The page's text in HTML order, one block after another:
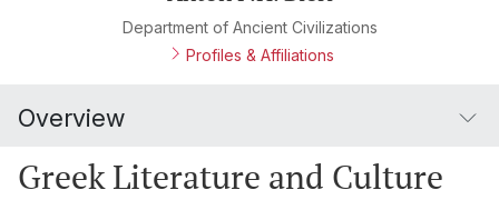
Department of Ancient Civilizations
Profiles & Affiliations
Overview
Greek Literature and Culture